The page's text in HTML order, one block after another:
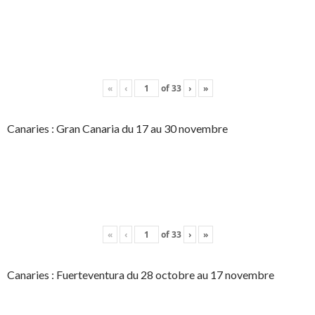
« ‹ of33 › »
Canaries : Gran Canaria du 17 au 30 novembre
« ‹ of33 › »
Canaries : Fuerteventura du 28 octobre au 17 novembre